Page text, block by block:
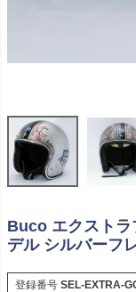
Buco エクストラ
デル シルバーフ
登録番号 SEL-EXTRA-